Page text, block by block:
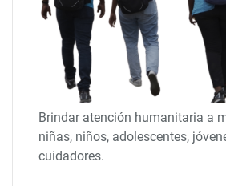
Brindar atención humanitaria a
niñas, niños, adolescentes,
cuidadores.